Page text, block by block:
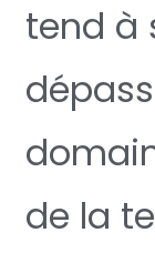
tend à
de la